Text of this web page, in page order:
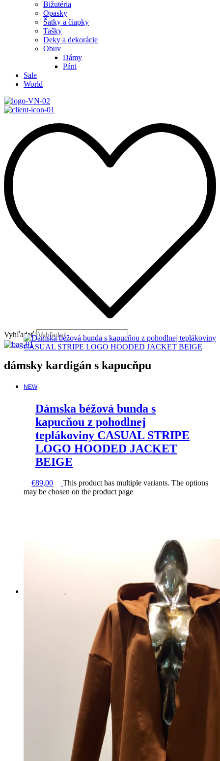
Bižutéria
Opasky
Šatky a čiapky
Tašky
Deky a dekorácie
Obuv
Dámy
Páni
Sale
World
Vyhľadať
dámsky kardigán s kapucňpu
NEW
Dámska béžová bunda s
kapucňou z pohodlnej
teplákoviny CASUAL STRIPE
LOGO HOODED JACKET
BEIGE
€89,00
This product has multiple variants. The options
may be chosen on the product page